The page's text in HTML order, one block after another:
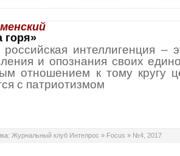
горя»
российская интеллигенция –
и опознания своих
отношением к тому кругу
с патриотизмом
Журнальный клуб Интелрос » Focus » №4, 2017